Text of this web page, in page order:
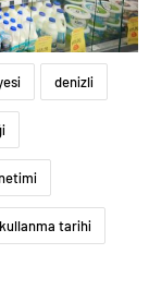
denizli
tarihi